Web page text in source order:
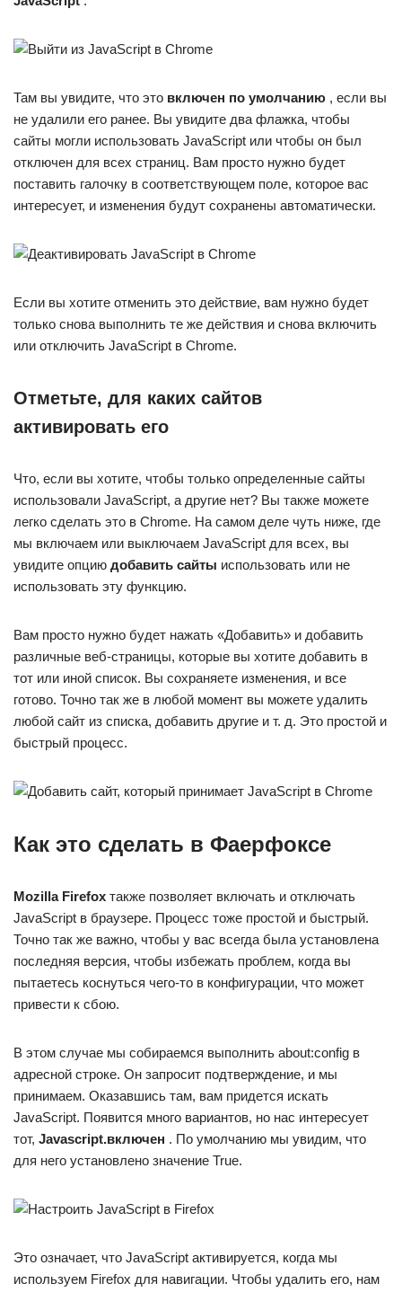
Там вы увидите, что это включен по умолчанию , если вы
не удалили его ранее. Вы увидите два флажка, чтобы
сайты могли использовать JavaScript или чтобы он был
отключен для всех страниц. Вам просто нужно будет
поставить галочку в соответствующем поле, которое вас
интересует, и изменения будут сохранены автоматически.
Если вы хотите отменить это действие, вам нужно будет
только снова выполнить те же действия и снова включить
или отключить JavaScript в Chrome.
Отметьте, для каких сайтов
активировать его
Что, если вы хотите, чтобы только определенные сайты
использовали JavaScript, а другие нет? Вы также можете
легко сделать это в Chrome. На самом деле чуть ниже, где
мы включаем или выключаем JavaScript для всех, вы
увидите опцию добавить сайты использовать или не
использовать эту функцию.
Вам просто нужно будет нажать «Добавить» и добавить
различные веб-страницы, которые вы хотите добавить в
тот или иной список. Вы сохраняете изменения, и все
готово. Точно так же в любой момент вы можете удалить
любой сайт из списка, добавить другие и т. д. Это простой и
быстрый процесс.
Как это сделать в Фаерфоксе
Mozilla Firefox также позволяет включать и отключать
JavaScript в браузере. Процесс тоже простой и быстрый.
Точно так же важно, чтобы у вас всегда была установлена ​​
последняя версия, чтобы избежать проблем, когда вы
пытаетесь коснуться чего-то в конфигурации, что может
привести к сбою.
В этом случае мы собираемся выполнить about:config в
адресной строке. Он запросит подтверждение, и мы
принимаем. Оказавшись там, вам придется искать
JavaScript. Появится много вариантов, но нас интересует
тот, Javascript.включен . По умолчанию мы увидим, что
для него установлено значение True.
Это означает, что JavaScript активируется, когда мы
используем Firefox для навигации. Чтобы удалить его, нам